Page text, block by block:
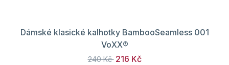
Dámské klasické kalhotky BambooSeamless 001
VoXX®
240 Kč 216 Kč